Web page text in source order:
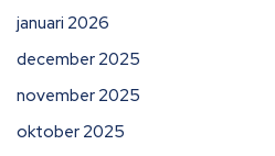
januari 2026
december 2025
november 2025
oktober 2025